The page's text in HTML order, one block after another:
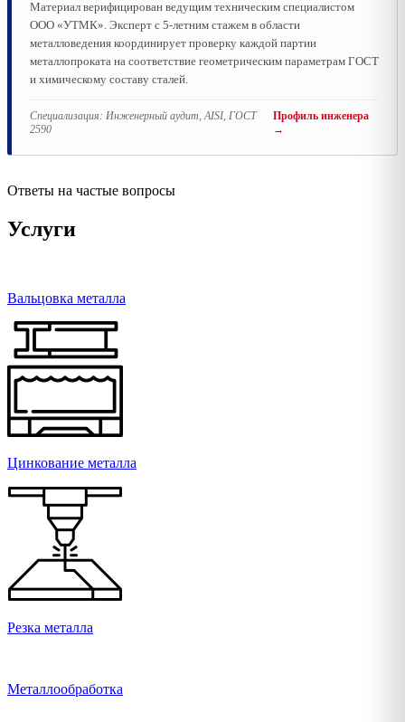
Материал верифицирован ведущим техническим специалистом
ООО «УТМК». Эксперт с 5-летним стажем в области
металловедения координирует проверку каждой партии
металлопроката на соответствие геометрическим параметрам ГОСТ
и химическому составу сталей.
Специализация: Инженерный аудит, AISI, ГОСТ
2590
Профиль инженера
→
Ответы на частые вопросы
Услуги
Вальцовка металла
Цинкование металла
Резка металла
Металлообработка